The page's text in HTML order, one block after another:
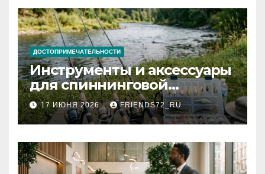
ДОСТОПРИМЕЧАТЕЛЬНОСТИ
Инструменты и аксессуары
для спиннинговой
рыбалки: назначение и
типы
17 ИЮНЯ 2026 FRIENDS72_RU